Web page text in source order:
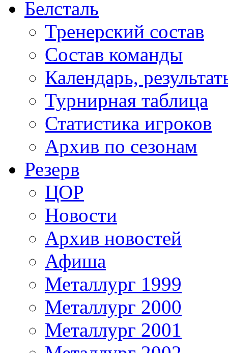
Белсталь
Тренерский состав
Состав команды
Календарь,
Турнирная таблица
Статистика игроков
Архив по сезонам
Резерв
ЦОР
Новости
Архив новостей
Афиша
Металлург 1999
Металлург 2000
Металлург 2001